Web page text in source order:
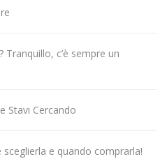
c’è sempre un
Stavi Cercando
e quando comprarla!